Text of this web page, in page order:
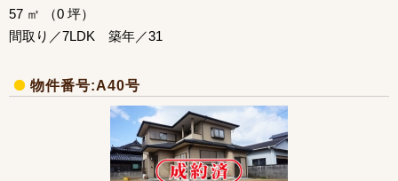
57 ㎡ （0 坪）
間取り／7LDK 築年／31
物件番号:A40号